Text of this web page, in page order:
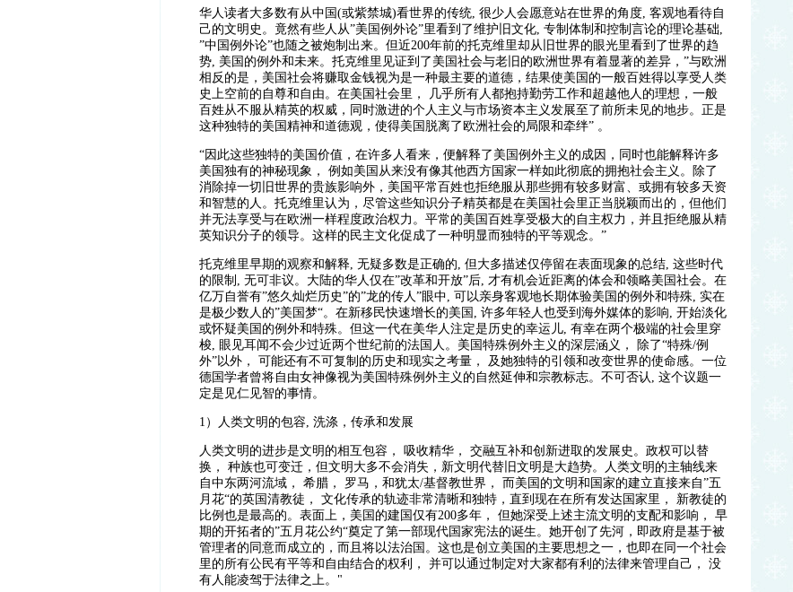
华人读者大多数有从中国(或紫禁城)看世界的传统, 很少人会愿意站在世界的角度, 客观地看待自
己的文明史。竟然有些人从”美国例外论”里看到了维护旧文化, 专制体制和控制言论的理论基础,
”中国例外论”也随之被炮制出来。但近200年前的托克维里却从旧世界的眼光里看到了世界的趋
势, 美国的例外和未来。托克维里见证到了美国社会与老旧的欧洲世界有着显著的差异，”与欧洲
相反的是，美国社会将赚取金钱视为是一种最主要的道德，结果使美国的一般百姓得以享受人类
史上空前的自尊和自由。在美国社会里， 几乎所有人都抱持勤劳工作和超越他人的理想，一般
百姓从不服从精英的权威，同时激进的个人主义与市场资本主义发展至了前所未见的地步。正是
这种独特的美国精神和道德观，使得美国脱离了欧洲社会的局限和牵绊” 。
“因此这些独特的美国价值，在许多人看来，便解释了美国例外主义的成因，同时也能解释许多
美国独有的神秘现象， 例如美国从来没有像其他西方国家一样如此彻底的拥抱社会主义。除了
消除掉一切旧世界的贵族影响外，美国平常百姓也拒绝服从那些拥有较多财富、或拥有较多天资
和智慧的人。托克维里认为，尽管这些知识分子精英都是在美国社会里正当脱颖而出的，但他们
并无法享受与在欧洲一样程度政治权力。平常的美国百姓享受极大的自主权力，并且拒绝服从精
英知识分子的领导。这样的民主文化促成了一种明显而独特的平等观念。”
托克维里早期的观察和解释, 无疑多数是正确的, 但大多描述仅停留在表面现象的总结, 这些时代
的限制, 无可非议。大陆的华人仅在”改革和开放”后, 才有机会近距离的体会和领略美国社会。在
亿万自誉有”悠久灿烂历史”的”龙的传人”眼中, 可以亲身客观地长期体验美国的例外和特殊, 实在
是极少数人的”美国梦“。在新移民快速增长的美国, 许多年轻人也受到海外媒体的影响, 开始淡化
或怀疑美国的例外和特殊。但这一代在美华人注定是历史的幸运儿, 有幸在两个极端的社会里穿
梭, 眼见耳闻不会少过近两个世纪前的法国人。美国特殊例外主义的深层涵义， 除了“特殊/例
外”以外， 可能还有不可复制的历史和现实之考量， 及她独特的引领和改变世界的使命感。一位
德国学者曾将自由女神像视为美国特殊例外主义的自然延伸和宗教标志。不可否认, 这个议题一
定是见仁见智的事情。
1 ）人类文明的包容, 洗涤，传承和发展
人类文明的进步是文明的相互包容， 吸收精华， 交融互补和创新进取的发展史。政权可以替
换， 种族也可变迁，但文明大多不会消失，新文明代替旧文明是大趋势。人类文明的主轴线来
自中东两河流域， 希腊， 罗马，和犹太/基督教世界， 而美国的文明和国家的建立直接来自”五
月花“的英国清教徒， 文化传承的轨迹非常清晰和独特，直到现在在所有发达国家里， 新教徒的
比例也是最高的。表面上，美国的建国仅有200多年， 但她深受上述主流文明的支配和影响， 早
期的开拓者的”五月花公约“奠定了第一部现代国家宪法的诞生。她开创了先河，即政府是基于被
管理者的同意而成立的，而且将以法治国。这也是创立美国的主要思想之一，也即在同一个社会
里的所有公民有平等和自由结合的权利， 并可以通过制定对大家都有利的法律来管理自己， 没
有人能凌驾于法律之上。"